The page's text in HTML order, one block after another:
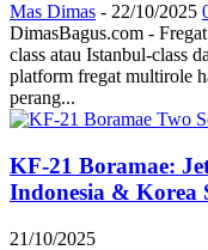
Mas Dimas - 22/10/2025
DimasBagus.com -
class atau Istanbul-class
platform fregat multirole
perang...
KF-21 Boramae:
Indonesia & Korea
21/10/2025